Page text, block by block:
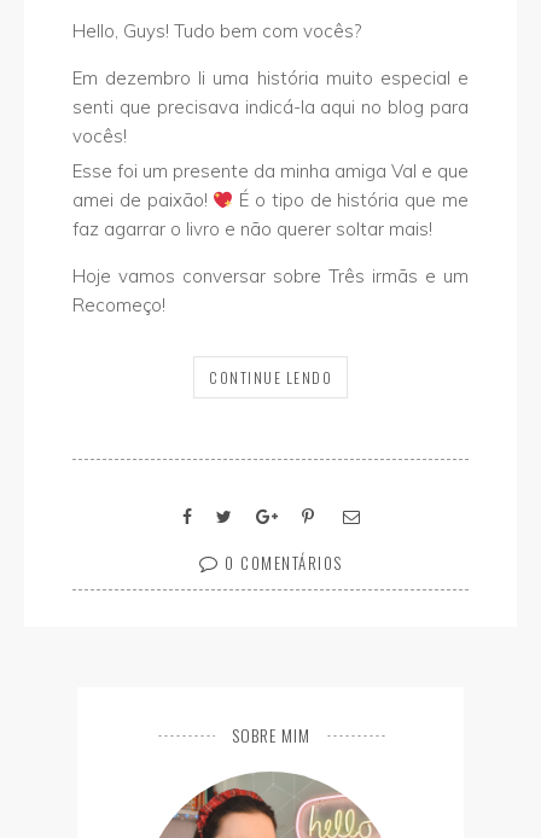
Hello, Guys! Tudo bem com vocês?
Em dezembro li uma história muito especial e
senti que precisava indicá-la aqui no blog para
vocês!
Esse foi um presente da minha amiga Val e que
amei de paixão!
É o tipo de história que me
faz agarrar o livro e não querer soltar mais!
Hoje vamos conversar sobre Três irmãs e um
Recomeço!
CONTINUE LENDO
0 COMENTÁRIOS
SOBRE MIM